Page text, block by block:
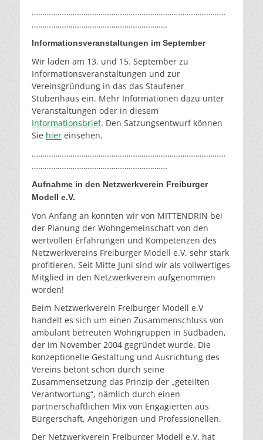
………………………………………………………………………………
………………………………………………………
Informationsveranstaltungen im September
Wir laden am 13. und 15. September zu
Informationsveranstaltungen und zur
Vereinsgründung in das das Staufener
Stubenhaus ein. Mehr Informationen dazu unter
Veranstaltungen oder in diesem
Informationsbrief. Den Satzungsentwurf können
Sie hier einsehen.
………………………………………………………………………………
………………………………………………………
Aufnahme in den Netzwerkverein Freiburger
Modell e.V.
Von Anfang an konnten wir von MITTENDRIN bei
der Planung der Wohngemeinschaft von den
wertvollen Erfahrungen und Kompetenzen des
Netzwerkvereins Freiburger Modell e.V. sehr stark
profitieren. Seit Mitte Juni sind wir als vollwertiges
Mitglied in den Netzwerkverein aufgenommen
worden!
Beim Netzwerkverein Freiburger Modell e.V
handelt es sich um einen Zusammenschluss von
ambulant betreuten Wohngruppen in Südbaden,
der im November 2004 gegründet wurde. Die
konzeptionelle Gestaltung und Ausrichtung des
Vereins betont schon durch seine
Zusammensetzung das Prinzip der „geteilten
Verantwortung“, nämlich durch einen
partnerschaftlichen Mix von Engagierten aus
Bürgerschaft, Angehörigen und Professionellen.
Der Netzwerkverein Freiburger Modell e.V. hat